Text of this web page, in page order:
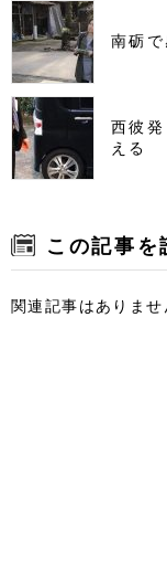
南砺で
西彼
える
この記事
関連記事はありませ